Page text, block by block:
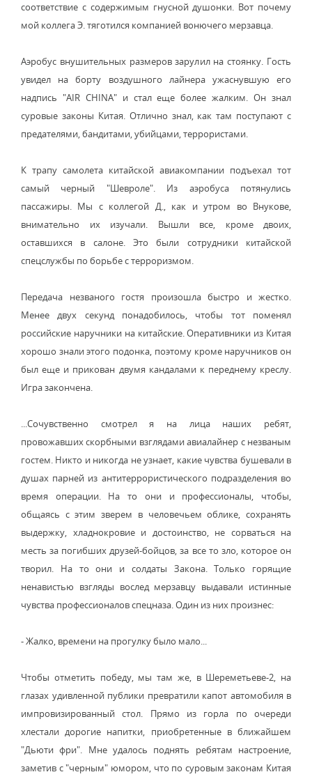
соответствие с содержимым гнусной душонки. Вот почему
мой коллега Э. тяготился компанией вонючего мерзавца.
Аэробус внушительных размеров зарулил на стоянку. Гость
увидел на борту воздушного лайнера ужаснувшую его
надпись "AIR CHINA" и стал еще более жалким. Он знал
суровые законы Китая. Отлично знал, как там поступают с
предателями, бандитами, убийцами, террористами.
К трапу самолета китайской авиакомпании подъехал тот
самый черный "Шевроле". Из аэробуса потянулись
пассажиры. Мы с коллегой Д., как и утром во Внукове,
внимательно их изучали. Вышли все, кроме двоих,
оставшихся в салоне. Это были сотрудники китайской
спецслужбы по борьбе с терроризмом.
Передача незваного гостя произошла быстро и жестко.
Менее двух секунд понадобилось, чтобы тот поменял
российские наручники на китайские. Оперативники из Китая
хорошо знали этого подонка, поэтому кроме наручников он
был еще и прикован двумя кандалами к переднему креслу.
Игра закончена.
...Сочувственно смотрел я на лица наших ребят,
провожавших скорбными взглядами авиалайнер с незваным
гостем. Никто и никогда не узнает, какие чувства бушевали в
душах парней из антитеррористического подразделения во
время операции. На то они и профессионалы, чтобы,
общаясь с этим зверем в человечьем облике, сохранять
выдержку, хладнокровие и достоинство, не сорваться на
месть за погибших друзей-бойцов, за все то зло, которое он
творил. На то они и солдаты Закона. Только горящие
ненавистью взгляды вослед мерзавцу выдавали истинные
чувства профессионалов спецназа. Один из них произнес:
- Жалко, времени на прогулку было мало...
Чтобы отметить победу, мы там же, в Шереметьеве-2, на
глазах удивленной публики превратили капот автомобиля в
импровизированный стол. Прямо из горла по очереди
хлестали дорогие напитки, приобретенные в ближайшем
"Дьюти фри". Мне удалось поднять ребятам настроение,
заметив с "черным" юмором, что по суровым законам Китая